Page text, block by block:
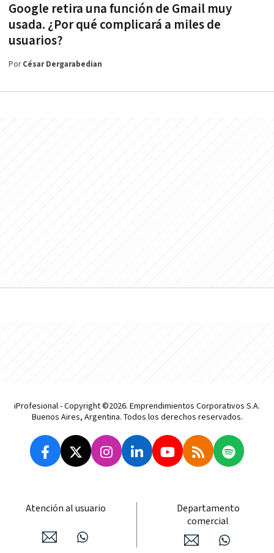
Google retira una función de Gmail muy
usada. ¿Por qué complicará a miles de
usuarios?
PorCésar Dergarabedian
iProfesional - Copyright ©2026. Emprendimientos Corporativos S.A.
Buenos Aires, Argentina. Todos los derechos reservados.
Atención al usuario
Departamento
comercial